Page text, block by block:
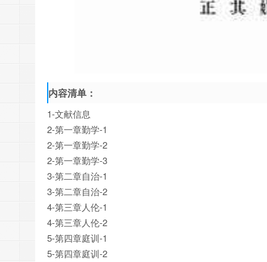
内容清单：
1-文献信息
2-第一章勤学-1
2-第一章勤学-2
2-第一章勤学-3
3-第二章自治-1
3-第二章自治-2
4-第三章人伦-1
4-第三章人伦-2
5-第四章庭训-1
5-第四章庭训-2